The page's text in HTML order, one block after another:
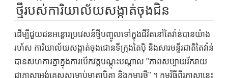
ថ្មីរបស់ការិយាល័យសង្កាត់ចុងជិន
ដើម្បីជួយជនអន្តោរប្រវេសន៍ថ្មីបញ្ចូលទៅក្នុងជីវិតនៅតៃវ៉ាន់បានយ៉ាង
រហ័ស ការិយាល័យសង្កាត់ចុងជោនទីក្រុងតៃប៉ិ និងសារមន្ទីរជាតិតៃវ៉ាន់
បានសហការគ្នាក្នុងការបើកវគ្គបណ្តុះបណ្តាល "ភាពសប្បាយរីករាយ
ជាភាសាអង់គ្លេសសម្រាប់មាតាបិតា និងកុមារថ្មី" ។ កម្មវិធីពីរភាសានេះ